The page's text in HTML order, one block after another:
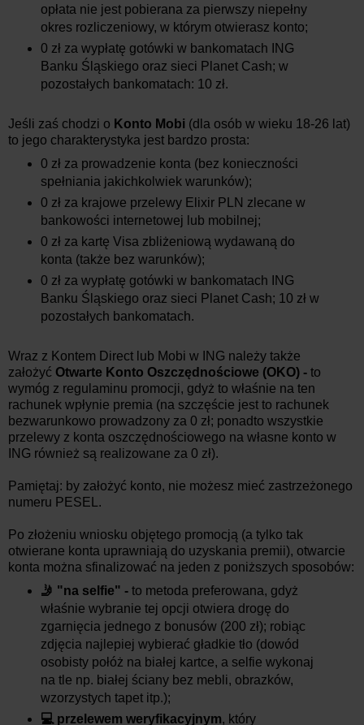
opłata nie jest pobierana za pierwszy niepełny
okres rozliczeniowy, w którym otwierasz konto;
0 zł za wypłatę gotówki w bankomatach ING
Banku Śląskiego oraz sieci Planet Cash; w
pozostałych bankomatach: 10 zł.
Jeśli zaś chodzi o Konto Mobi (dla osób w wieku 18-26 lat)
to jego charakterystyka jest bardzo prosta:
0 zł za prowadzenie konta (bez konieczności
spełniania jakichkolwiek warunków);
0 zł za krajowe przelewy Elixir PLN zlecane w
bankowości internetowej lub mobilnej;
0 zł za kartę Visa zbliżeniową wydawaną do
konta (także bez warunków);
0 zł za wypłatę gotówki w bankomatach ING
Banku Śląskiego oraz sieci Planet Cash; 10 zł w
pozostałych bankomatach.
Wraz z Kontem Direct lub Mobi w ING należy także
założyć Otwarte Konto Oszczędnościowe (OKO) - to
wymóg z regulaminu promocji, gdyż to właśnie na ten
rachunek wpłynie premia (na szczęście jest to rachunek
bezwarunkowo prowadzony za 0 zł; ponadto wszystkie
przelewy z konta oszczędnościowego na własne konto w
ING również są realizowane za 0 zł).
Pamiętaj: by założyć konto, nie możesz mieć zastrzeżonego
numeru PESEL.
Po złożeniu wniosku objętego promocją (a tylko tak
otwierane konta uprawniają do uzyskania premii), otwarcie
konta można sfinalizować na jeden z poniższych sposobów:
🤳 "na selfie" - to metoda preferowana, gdyż
właśnie wybranie tej opcji otwiera drogę do
zgarnięcia jednego z bonusów (200 zł); robiąc
zdjęcia najlepiej wybierać gładkie tło (dowód
osobisty połóż na białej kartce, a selfie wykonaj
na tle np. białej ściany bez mebli, obrazków,
wzorzystych tapet itp.);
💻 przelewem weryfikacyjnym, który